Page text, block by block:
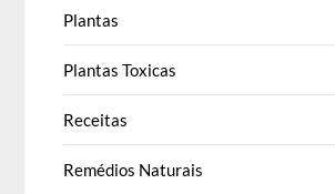
Plantas
Plantas Toxicas
Receitas
Remédios Naturais